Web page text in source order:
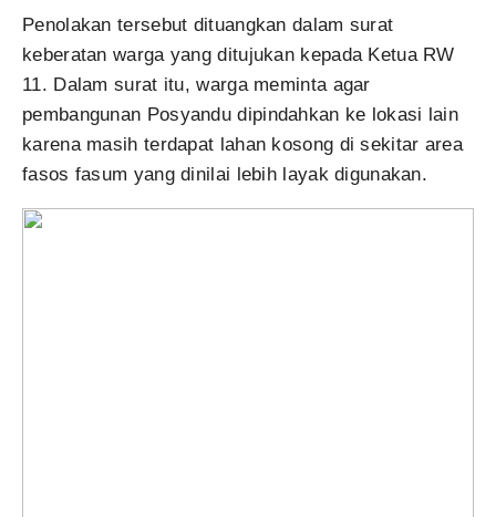
Penolakan tersebut dituangkan dalam surat
keberatan warga yang ditujukan kepada Ketua RW
11. Dalam surat itu, warga meminta agar
pembangunan Posyandu dipindahkan ke lokasi lain
karena masih terdapat lahan kosong di sekitar area
fasos fasum yang dinilai lebih layak digunakan.